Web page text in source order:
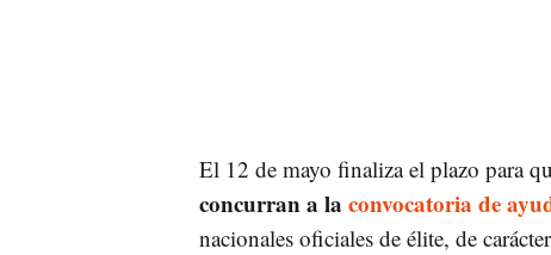
El 12 de mayo finaliza el plazo para
concurran a la convocatoria de
nacionales oficiales de élite, de